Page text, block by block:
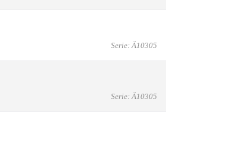
Serie: Ä10305
Serie: Ä10305